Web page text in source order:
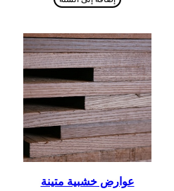
عوارض خشبية متينة